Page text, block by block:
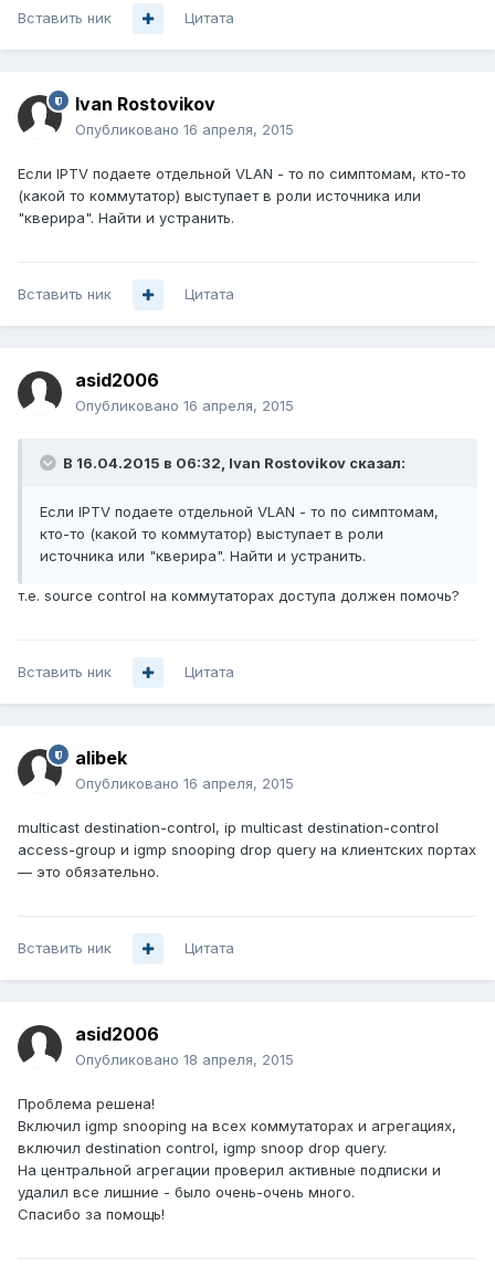
Вставить ник Цитата
Ivan Rostovikov
Опубликовано 16 апреля, 2015
Если IPTV подаете отдельной VLAN - то по симптомам, кто-то
(какой то коммутатор) выступает в роли источника или
"кверира". Найти и устранить.
Вставить ник Цитата
asid2006
Опубликовано 16 апреля, 2015
В 16.04.2015 в 06:32, Ivan Rostovikov сказал:
Если IPTV подаете отдельной VLAN - то по симптомам,
кто-то (какой то коммутатор) выступает в роли
источника или "кверира". Найти и устранить.
т.е. source control на коммутаторах доступа должен помочь?
Вставить ник Цитата
alibek
Опубликовано 16 апреля, 2015
multicast destination-control, ip multicast destination-control
access-group и igmp snooping drop query на клиентских портах
— это обязательно.
Вставить ник Цитата
asid2006
Опубликовано 18 апреля, 2015
Проблема решена!
Включил igmp snooping на всех коммутаторах и агрегациях,
включил destination control, igmp snoop drop query.
На центральной агрегации проверил активные подписки и
удалил все лишние - было очень-очень много.
Спасибо за помощь!